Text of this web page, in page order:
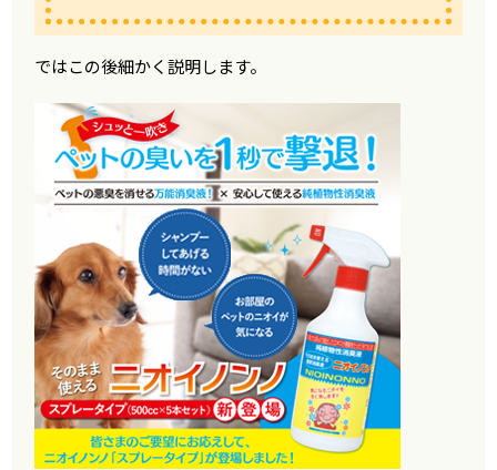
ではこの後細かく説明します。